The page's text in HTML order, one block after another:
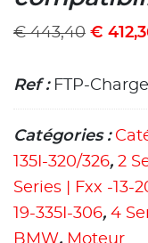
€443,40 €
Ref : FTP-
Catégories :
135I-320/326, 2
Series | Fxx -13-
19-335I-306, 4
BMW, Moteur